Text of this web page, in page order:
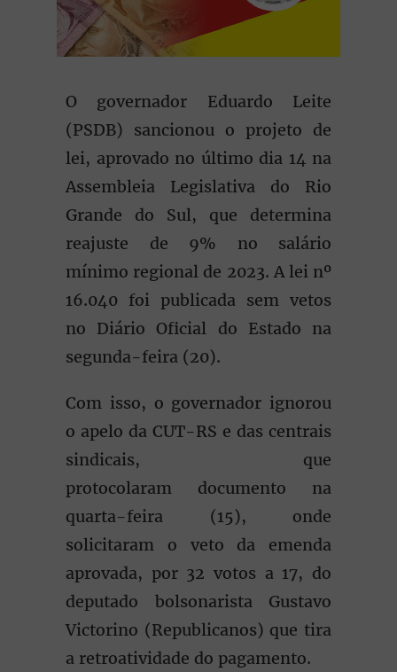
O governador Eduardo Leite
(PSDB) sancionou o projeto de
lei, aprovado no último dia 14 na
Assembleia Legislativa do Rio
Grande do Sul, que determina
reajuste de 9% no salário
mínimo regional de 2023. A lei nº
16.040 foi publicada sem vetos
no Diário Oficial do Estado na
segunda-feira (20).
Com isso, o governador ignorou
o apelo da CUT-RS e das centrais
sindicais, que
protocolaram documento na
quarta-feira (15), onde
solicitaram o veto da emenda
aprovada, por 32 votos a 17, do
deputado bolsonarista Gustavo
Victorino (Republicanos) que tira
a retroatividade do pagamento.